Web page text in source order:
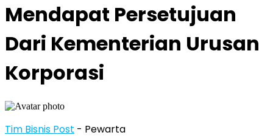
Mendapat Persetujuan
Dari Kementerian Urusan
Korporasi
Tim Bisnis Post - Pewarta